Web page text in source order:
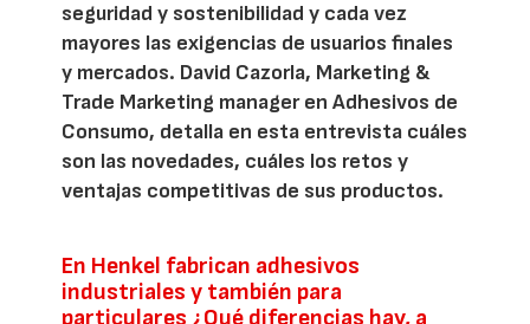
seguridad y sostenibilidad y cada vez
mayores las exigencias de usuarios finales
y mercados. David Cazorla, Marketing &
Trade Marketing manager en Adhesivos de
Consumo, detalla en esta entrevista cuáles
son las novedades, cuáles los retos y
ventajas competitivas de sus productos.
En Henkel fabrican adhesivos
industriales y también para
particulares ¿Qué diferencias hay, a